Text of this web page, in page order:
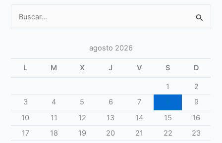
agosto 2026
L M X J V S D
1
2
3
4 5 6 7
9
10
11 12 13 14 15
16
17
18 19 20 21 22
23